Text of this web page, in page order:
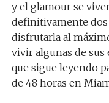
y el glamour se
definitivamente dos
disfrutarla al
vivir algunas de sus
que sigue leyendo
de 48 horas en